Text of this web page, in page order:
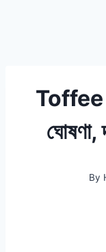
Toffee
ঘোষণা,
By